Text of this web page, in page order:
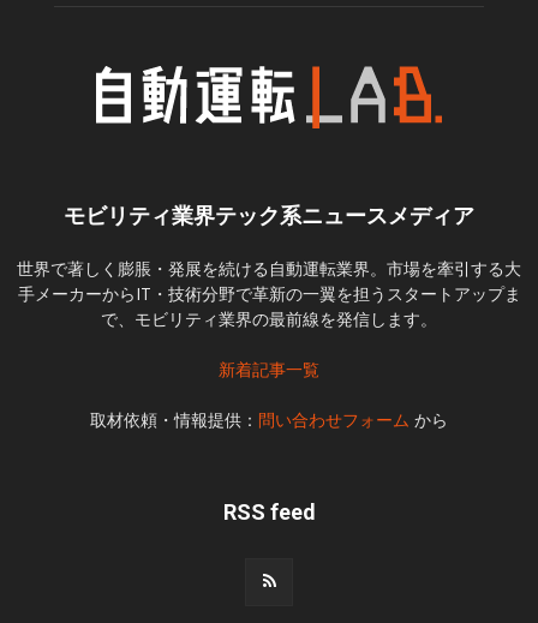
モビリティ業界テック系ニュースメディア
世界で著しく膨脹・発展を続ける自動運転業界。市場を牽引する大
手メーカーからIT・技術分野で革新の一翼を担うスタートアップま
で、モビリティ業界の最前線を発信します。
新着記事一覧
取材依頼・情報提供： 問い合わせフォーム から
RSS feed